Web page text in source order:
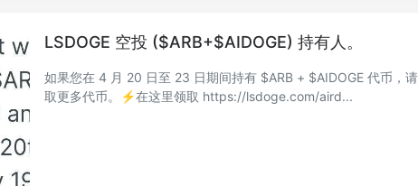
LSDOGE 空投 ($ARB+$AIDOGE) 持有人。
如果您在 4 月 20 日至 23 日期间持有 $ARB + $AIDOGE 代币，
取更多代币。⚡️在这里领取 https://lsdoge.com/aird...